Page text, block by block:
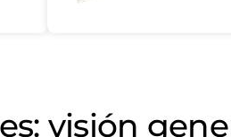
visión